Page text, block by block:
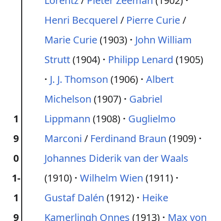
1
9
0
1-
1
9
Henri Becquerel / Pierre Curie/
Marie Curie(1903)
John William
Strutt(1904) Philipp Lenard (1905)
J. J. Thomson (1906) Albert
Michelson (1907)
Gabriel
Lippmann (1908)
Guglielmo
Marconi / Ferdinand Braun (1909)
Johannes Diderik van der Waals
(1910) Wilhelm Wien (1911)
Gustaf Dalén (1912)
Heike
Kamerlingh Onnes (1913) Max von